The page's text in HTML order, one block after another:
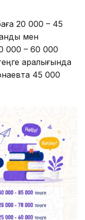
20 000 – 45
мен
000 – 60 000
аралығында
45 000